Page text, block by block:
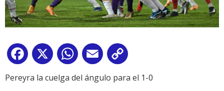
Facebook
X WhatsApp
Email
Link
Pereyra la cuelga del ángulo para el 1-0